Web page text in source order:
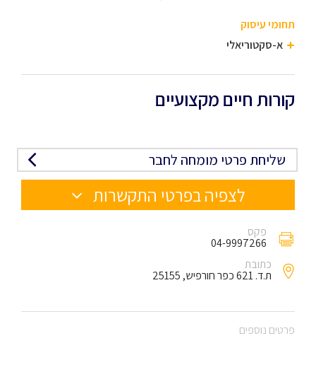
תחומי עיסוק
א-סקטוריאלי
קורות חיים מקצועיים
שליחת פרטי מומחה לחבר
לצפיה בפרטי התקשרות
פקס
04-9997266
כתובת
ת.ד. 621 כפר חורפיש, 25155
פרטים נוספים